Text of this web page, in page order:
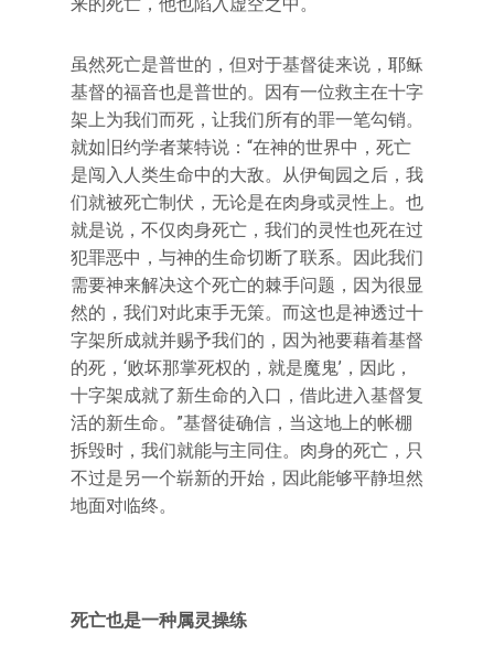
虽然死亡是普世的，但对于基督徒来说，耶稣
基督的福音也是普世的。因有一位救主在十字
架上为我们而死，让我们所有的罪一笔勾销。
就如旧约学者莱特说：“在神的世界中，死亡
是闯入人类生命中的大敌。从伊甸园之后，我
们就被死亡制伏，无论是在肉身或灵性上。也
就是说，不仅肉身死亡，我们的灵性也死在过
犯罪恶中，与神的生命切断了联系。因此我们
需要神来解决这个死亡的棘手问题，因为很显
然的，我们对此束手无策。而这也是神透过十
字架所成就并赐予我们的，因为祂要藉着基督
的死，‘败坏那掌死权的，就是魔鬼’，因此，
十字架成就了新生命的入口，借此进入基督复
活的新生命。”基督徒确信，当这地上的帐棚
拆毁时，我们就能与主同住。肉身的死亡，只
不过是另一个崭新的开始，因此能够平静坦然
地面对临终。
死亡也是一种属灵操练